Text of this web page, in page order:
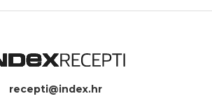
recepti@index.hr